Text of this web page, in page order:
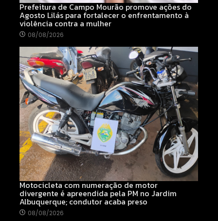
Prefeitura de Campo Mourão promove ações do
Agosto Lilás para fortalecer o enfrentamento à
violência contra a mulher
08/08/2026
Motocicleta com numeração de motor
divergente é apreendida pela PM no Jardim
Albuquerque; condutor acaba preso
08/08/2026